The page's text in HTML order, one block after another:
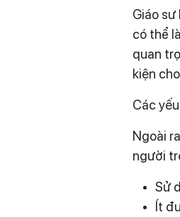
Giáo
có thể
quan
kiện
Các
Ngoài
người
Sử
Ít